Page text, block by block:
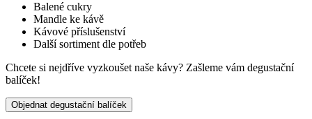
Balené cukry
Mandle ke kávě
Kávové příslušenství
Další sortiment dle potřeb
Chcete si nejdříve vyzkoušet naše kávy? Zašleme vám degustační
balíček!
Objednat degustační balíček